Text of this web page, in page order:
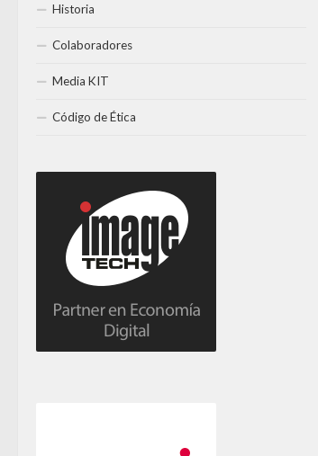
Historia
Colaboradores
Media KIT
Código de Ética